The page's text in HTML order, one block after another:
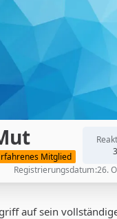
Mitglied
Registrierungsdatum 26.
auf sein